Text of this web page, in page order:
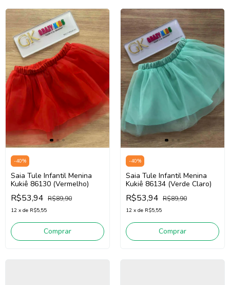
-40%
Saia Tule Infantil Menina
Kukiê 86130 (Vermelho)
R$53,94 R$89,90
12 x de R$5,55
Comprar
-40%
Saia Tule Infantil Menina
Kukiê 86134 (Verde Claro)
R$53,94 R$89,90
12 x de R$5,55
Comprar